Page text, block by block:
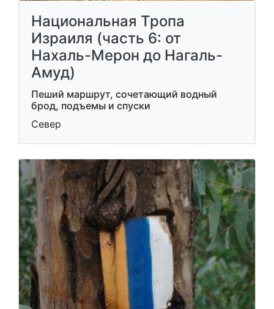
Национальная Тропа
Израиля (часть 6: от
Нахаль-Мерон до Нагаль-
Амуд)
Пеший маршрут, сочетающий водный
брод, подъемы и спуски
Север